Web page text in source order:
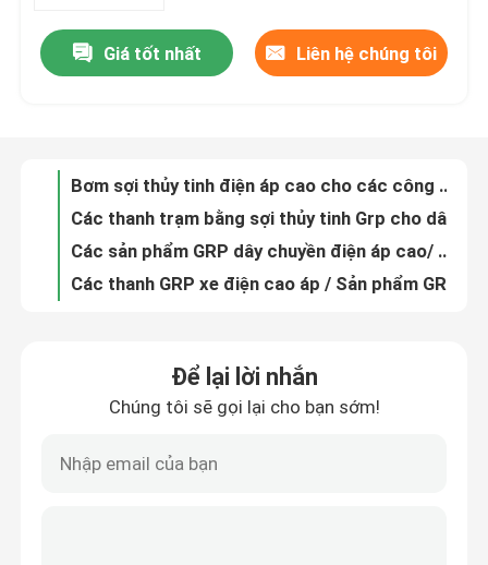
Video
Tham quan nhà máy
Kiểm soát chất lượng
Giá tốt nhất Liên hệ chúng tôi Bơm sợi thủy tinh điện áp cao cho các công cụ dây nóng
Các sản phẩm GRP điện áp cao và ống GRP đường sắt chống tia cực tím
Profile được đúc bằng sợi thủy tinh cách nhiệt Profile cấu trúc sợi thủy tinh cường độ cao
Phân cách FRP sản phẩm đúc tùy chỉnh cao sức mạnh Frp đúc lưới
Các sản phẩm đúc Smc Frp Profile Pultrusion Sợi thủy tinh cường độ cao
Để lại lời nhắn
Chúng tôi sẽ gọi lại cho bạn sớm!